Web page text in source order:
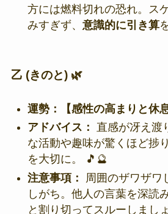
方には燃料切れの恐れ。ス
みすぎず、 意識的に引き算
乙 (きのと) 🌿
運勢：【感性の高まりと休息
アドバイス：
直感が冴え渡
な活動や趣味が驚くほど捗
を大切に。 🎵🔮
注意事項：
周囲のザワザワ
しがち。他人の言葉を深読
と割り切ってスルーしましょ